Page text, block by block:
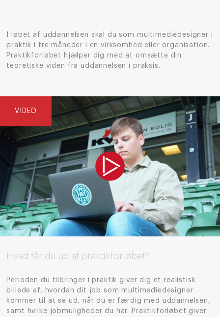
I løbet af uddannelsen skal du som multimediedesigner i
praktik i tre måneder i en virksomhed eller organisation.
Praktikforløbet
hjælper dig med at omsætte din
teoretiske viden fra uddannelsen i praksis.
VIDEO
Hvad får du ud af praktikforløbet?
Perioden du tilbringer i praktik giver dig et realistisk
billede af, hvordan dit job som mul timediedesigner
kommer til at se ud, når du er færdig med uddannelsen ,
samt hvilke jobmuligheder du har.
Praktikforløbet giver